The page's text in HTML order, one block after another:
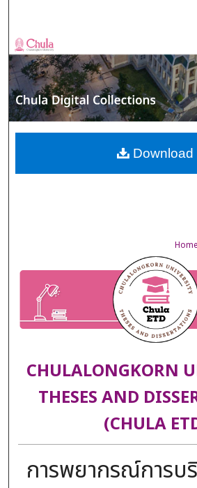
Browse
My Account
About
Digital Commons
Home
CHULALONGKORN
THESES AND
(CHULA
การพยากรณ์การบ
Download